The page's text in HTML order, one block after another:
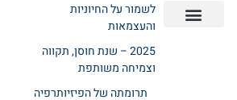
לשמור על החיוניות
והעצמאות
2025 – שנת חוסן, תקווה
וצמיחה משותפת
תרומתה של הפיזיותרפיה